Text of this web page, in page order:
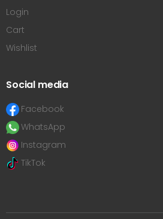
Login
Cart
Wishlist
Social media
Facebook
WhatsApp
Instagram
TikTok